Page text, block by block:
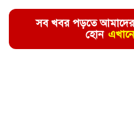
সব খবর পড়তে
হোন